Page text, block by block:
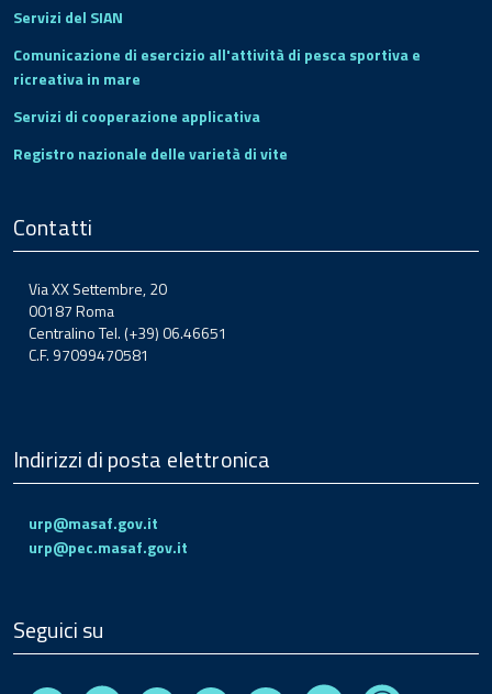
Servizi del SIAN
Comunicazione di esercizio all'attività di pesca sportiva e
ricreativa in mare
Servizi di cooperazione applicativa
Registro nazionale delle varietà di vite
Contatti
Via XX Settembre, 20
00187 Roma
Centralino Tel. (+39) 06.46651
C.F. 97099470581
Indirizzi di posta elettronica
urp@masaf.gov.it
urp@pec.masaf.gov.it
Seguici su